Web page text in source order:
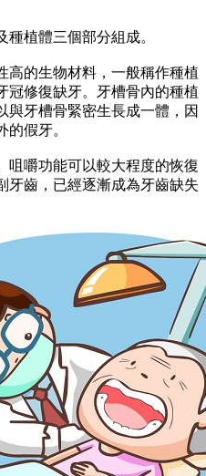
植體三個部分組成。
的生物材料，一般稱作種植
冠修復缺牙。牙槽骨內的種植
與牙槽骨緊密生長成一體，因
假牙。
嚼功能可以較大程度的恢復
牙齒，已經逐漸成為牙齒缺失